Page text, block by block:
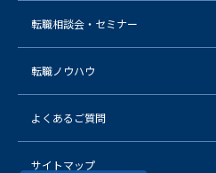
転職相談会・セミナー
転職ノウハウ
よくあるご質問
サイトマップ